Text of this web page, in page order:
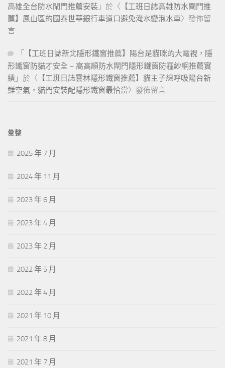
高雄全台防水閘門推薦安裝 」於〈 【工班日誌高雄防水閘門推
薦】鳳山區的國泰世華銀行車道口避免淹水變泡水車〉發佈留
言
「
【工班日誌新北隱形鐵窗推薦】陽台是貓咪的大電視，隱
形鐵窗防貓才安全 – 高高順防水閘門隱形鐵窗防霾紗網推薦實
績 」於〈 【工班日誌雲林隱形鐵窗推薦】貓主子想呼吸陽台新
鮮空氣，貓門安裝配隱形鐵窗最恰當〉發佈留言
彙整
2025 年 7 月
2024 年 11 月
2023 年 6 月
2023 年 4 月
2023 年 2 月
2022 年 5 月
2022 年 4 月
2021 年 10 月
2021 年 8 月
2021 年 7 月